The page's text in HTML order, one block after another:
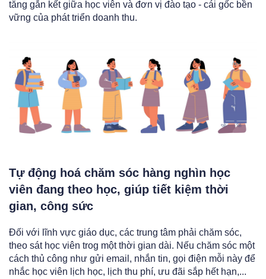
tăng gắn kết giữa học viên và đơn vị đào tạo - cái gốc bền
vững của phát triển doanh thu.
Tự động hoá chăm sóc hàng nghìn học
viên đang theo học, giúp tiết kiệm thời
gian, công sức
Đối với lĩnh vực giáo dục, các trung tâm phải chăm sóc,
theo sát học viên trog một thời gian dài. Nếu chăm sóc một
cách thủ công như gửi email, nhắn tin, gọi điện mỗi này để
nhắc học viên lịch học, lịch thu phí, ưu đãi sắp hết hạn,...